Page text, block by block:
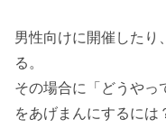
男性向けに開催したり
る。
その場合に「どうやっ
をあげまんにするには